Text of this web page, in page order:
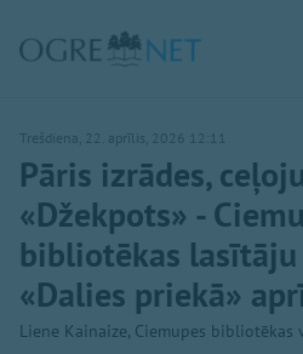
Trešdiena, 22. aprīlis, 2026 12:11
Pāris izrādes,
«Džekpots» -
bibliotēkas
«Dalies priekā»
Liene Kainaize, Ciemupes bibliotēkas